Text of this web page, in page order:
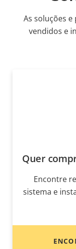
As soluções
vendidos e
Quer
Encontre
sistema e